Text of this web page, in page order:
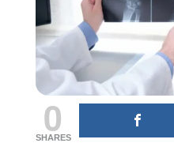
0
SHARES